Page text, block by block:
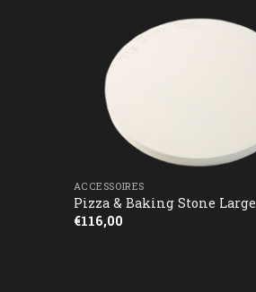
ACCESSOIRES
Pizza & Baking Stone Large
€116,00